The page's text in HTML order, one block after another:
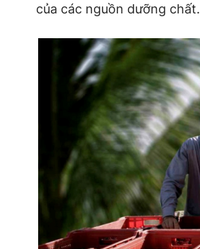
của các nguồn dưỡng chất.